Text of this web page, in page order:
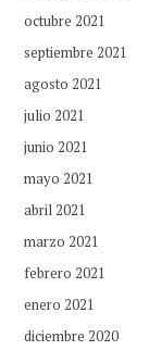
octubre 2021
septiembre 2021
agosto 2021
julio 2021
junio 2021
mayo 2021
abril 2021
marzo 2021
febrero 2021
enero 2021
diciembre 2020